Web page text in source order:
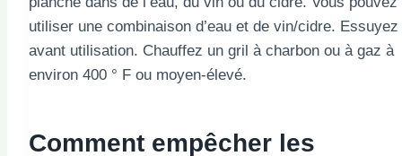
utiliser une combinaison d’eau et de vin/cidre. Essuyez
avant utilisation. Chauffez un gril à charbon ou à gaz à
environ 400 ° F ou moyen-élevé.
Comment empêcher les